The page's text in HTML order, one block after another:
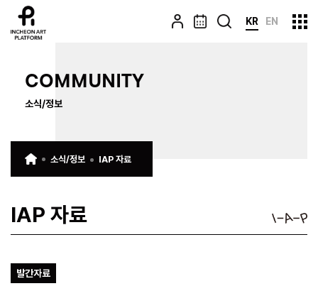
KR EN
COMMUNITY
소식/정보
소식/정보 IAP 자료
IAP 자료
발간자료